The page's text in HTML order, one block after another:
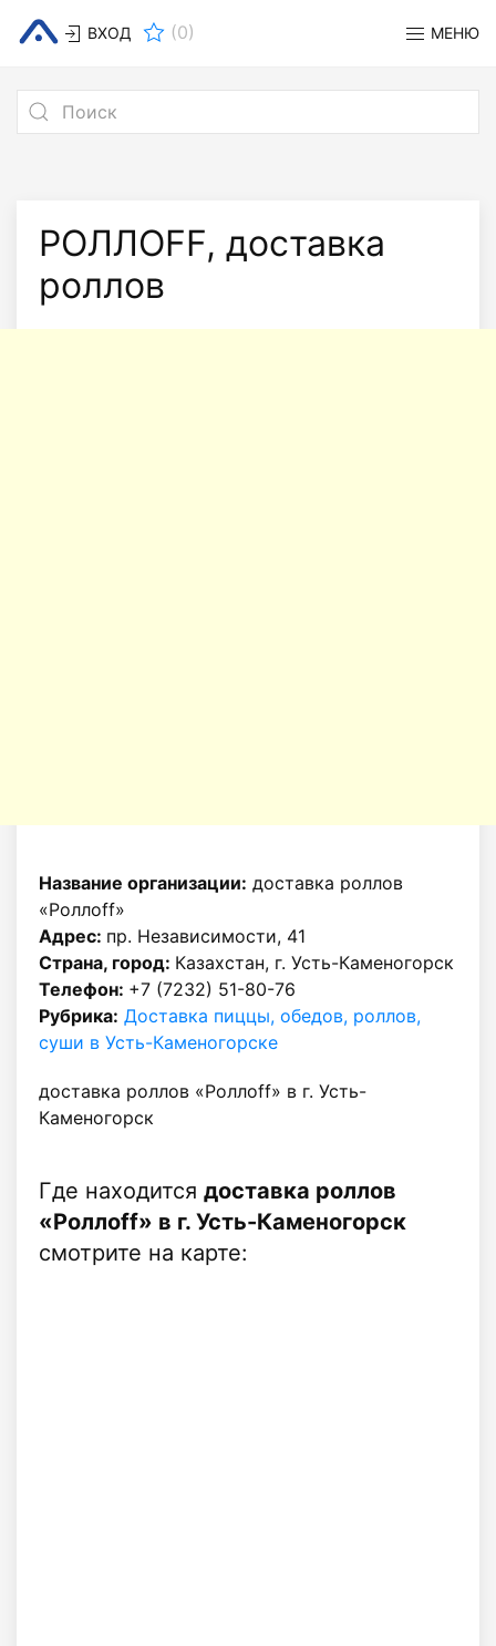
ВХОД (0) МЕНЮ
РОЛЛОFF, доставка
роллов
Название организации: доставка роллов
«Роллоff»
Адрес: пр. Независимости, 41
Страна, город: Казахстан, г. Усть-Каменогорск
Телефон: +7 (7232) 51-80-76
Рубрика: Доставка пиццы, обедов, роллов,
суши в Усть-Каменогорске
доставка роллов «Роллоff» в г. Усть-
Каменогорск
Где находится доставка роллов
«Роллоff» в г. Усть-Каменогорск
смотрите на карте: